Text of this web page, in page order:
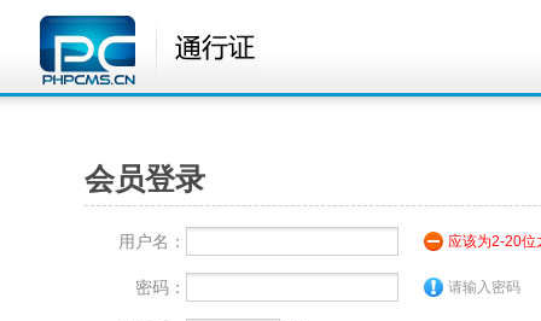
会员登录
用户名： 应该为2-20位
密码： 请输入密码